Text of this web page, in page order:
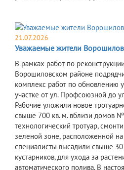
21.07.2026
Уважаемые жители
В рамках работ по
Ворошиловском районе
комплекс работ по обновлению
участке от ул. Профсоюзной до
Рабочие уложили новое
свыше 700 кв. м. вблизи домов
технологический тротуар,
зеленой зоне, расположенной
специалисты высадили свыше
кустарников, для ухода за
автоматического полива. В